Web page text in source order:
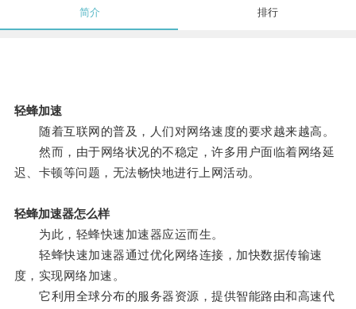
简介 排行
轻蜂加速
随着互联网的普及，人们对网络速度的要求越来越高。
然而，由于网络状况的不稳定，许多用户面临着网络延
迟、卡顿等问题，无法畅快地进行上网活动。
轻蜂加速器怎么样
为此，轻蜂快速加速器应运而生。
轻蜂快速加速器通过优化网络连接，加快数据传输速
度，实现网络加速。
它利用全球分布的服务器资源，提供智能路由和高速代